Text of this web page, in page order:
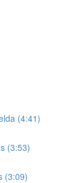
(4:41)
(3:53)
(3:09)